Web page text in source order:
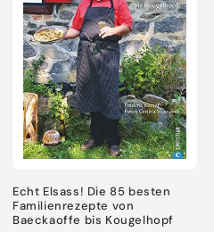
o
r
e
:
Echt Elsass! Die 85 besten
Familienrezepte von
Baeckaoffe bis Kougelhopf